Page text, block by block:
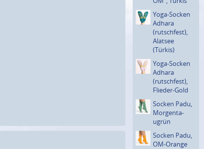
Yoga-Socken
Adhara
(rutsch­fest),
Alatsee
(Türkis)
Yoga-Socken
Adhara
(rutsch­fest),
Flieder-Gold
Socken Padu,
Morgenta­
ugrün
Socken Padu,
OM-Orange